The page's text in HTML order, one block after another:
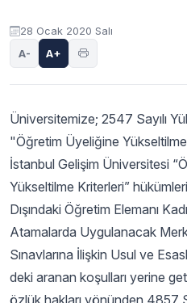
Akademik Takvim Burslar
Duyuru içeriği
28 Ocak 2020 Salı
A- A+
Üniversitemize; 2547 Sayılı
"Öğretim Üyeliğine
İstanbul Gelişim Üniversitesi
Yükseltilme Kriterleri”
Dışındaki Öğretim Elemanı
Atamalarda Uygulanacak
Sınavlarına İlişkin Usul ve
deki aranan koşulları yerine
özlük hakları yönünden 4857